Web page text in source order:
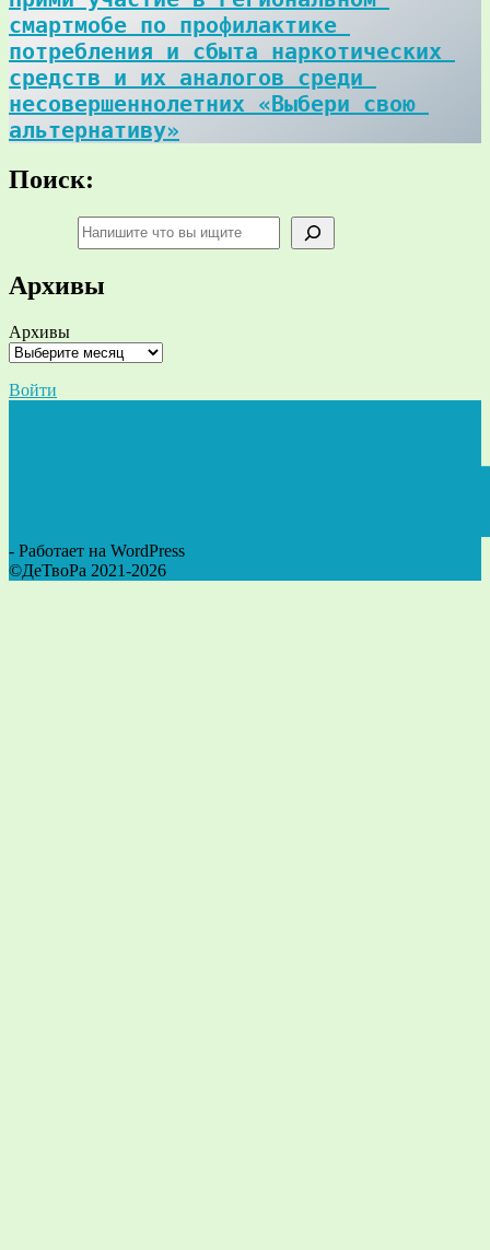
смартмобе по профилактике
потребления и сбыта наркотических
средств и их аналогов среди
несовершеннолетних «Выбери свою
альтернативу»
Поиск:
Архивы
Архивы
Войти
- Работает на WordPress
©ДеТвоРа 2021-2026